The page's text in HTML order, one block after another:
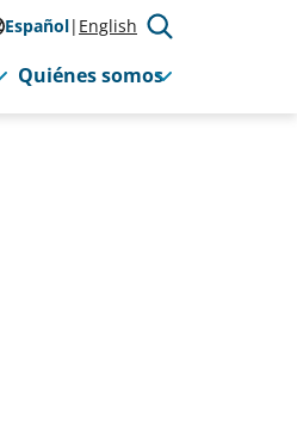
Español English
Quiénes somos